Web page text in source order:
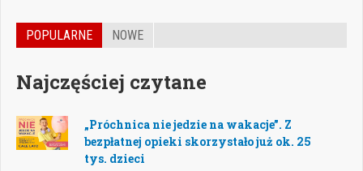
POPULARNE NOWE
Najczęściej czytane
„Próchnica nie jedzie na wakacje”. Z
bezpłatnej opieki skorzystało już ok. 25
tys. dzieci